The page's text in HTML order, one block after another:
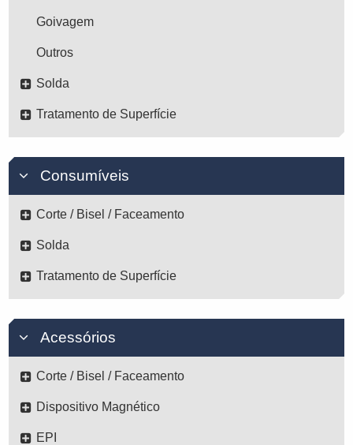
Goivagem
Outros
Solda
Tratamento de Superfície
Consumíveis
Corte / Bisel / Faceamento
Solda
Tratamento de Superfície
Acessórios
Corte / Bisel / Faceamento
Dispositivo Magnético
EPI